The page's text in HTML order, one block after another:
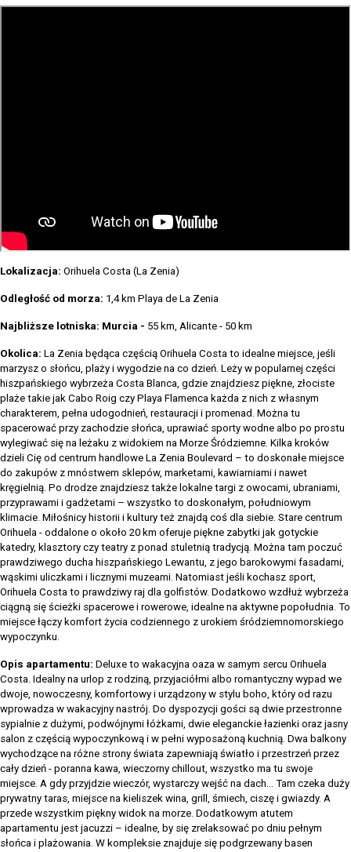
Lokalizacja: Orihuela Costa (La Zenia)
Odległość od morza: 1,4 km Playa de La Zenia
Najbliższe lotniska: Murcia - 55 km, Alicante - 50 km
Okolica: La Zenia będąca częścią Orihuela Costa to idealne miejsce, jeśli
marzysz o słońcu, plaży i wygodzie na co dzień. Leży w popularnej części
hiszpańskiego wybrzeża Costa Blanca, gdzie znajdziesz piękne, złociste
plaże takie jak Cabo Roig czy Playa Flamenca każda z nich z własnym
charakterem, pełna udogodnień, restauracji i promenad. Można tu
spacerować przy zachodzie słońca, uprawiać sporty wodne albo po prostu
wylegiwać się na leżaku z widokiem na Morze Śródziemne. Kilka kroków
dzieli Cię od centrum handlowe La Zenia Boulevard – to doskonałe miejsce
do zakupów z mnóstwem sklepów, marketami, kawiarniami i nawet
kręgielnią. Po drodze znajdziesz także lokalne targi z owocami, ubraniami,
przyprawami i gadżetami – wszystko to doskonałym, południowym
klimacie. Miłośnicy historii i kultury też znajdą coś dla siebie. Stare centrum
Orihuela - oddalone o około 20 km oferuje piękne zabytki jak gotyckie
katedry, klasztory czy teatry z ponad stuletnią tradycją. Można tam poczuć
prawdziwego ducha hiszpańskiego Lewantu, z jego barokowymi fasadami,
wąskimi uliczkami i licznymi muzeami. Natomiast jeśli kochasz sport,
Orihuela Costa to prawdziwy raj dla golfistów. Dodatkowo wzdłuż wybrzeża
ciągną się ścieżki spacerowe i rowerowe, idealne na aktywne popołudnia. To
miejsce łączy komfort życia codziennego z urokiem śródziemnomorskiego
wypoczynku.
Opis apartamentu: Deluxe to wakacyjna oaza w samym sercu Orihuela
Costa. Idealny na urlop z rodziną, przyjaciółmi albo romantyczny wypad we
dwoje, nowoczesny, komfortowy i urządzony w stylu boho, który od razu
wprowadza w wakacyjny nastrój. Do dyspozycji gości są dwie przestronne
sypialnie z dużymi, podwójnymi łóżkami, dwie eleganckie łazienki oraz jasny
salon z częścią wypoczynkową i w pełni wyposażoną kuchnią. Dwa balkony
wychodzące na różne strony świata zapewniają światło i przestrzeń przez
cały dzień - poranna kawa, wieczorny chillout, wszystko ma tu swoje
miejsce. A gdy przyjdzie wieczór, wystarczy wejść na dach... Tam czeka duży
prywatny taras, miejsce na kieliszek wina, grill, śmiech, ciszę i gwiazdy. A
przede wszystkim piękny widok na morze. Dodatkowym atutem
apartamentu jest jacuzzi – idealne, by się zrelaksować po dniu pełnym
słońca i plażowania. W kompleksie znajduje się podgrzewany basen